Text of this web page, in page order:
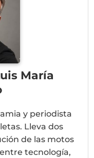
María
y periodista
Lleva dos
de las motos
tecnología,